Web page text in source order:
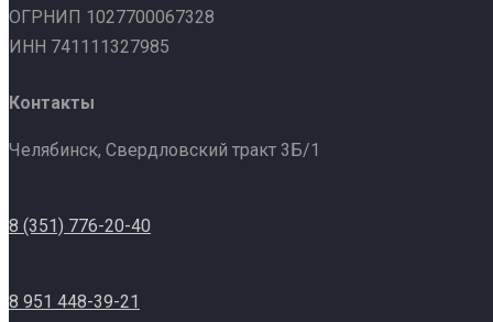
ОГРНИП 1027700067328
ИНН 741111327985
Контакты
Челябинск, Свердловский тракт 3Б/1
8 (351) 776-20-40
8 951 448-39-21